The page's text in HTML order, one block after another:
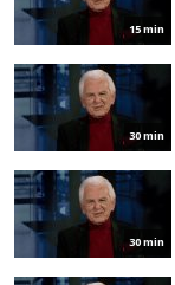
15 min
30 min
30 min